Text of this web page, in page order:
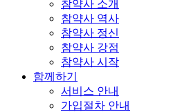
참약사 소개
참약사 역사
참약사 정신
참약사 강점
참약사 시작
함께하기
서비스 안내
가입절차 안내